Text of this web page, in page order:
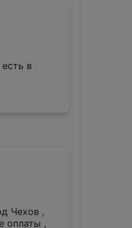
в
Чехов ,
оплаты ,